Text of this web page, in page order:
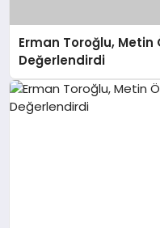
Erman Toroğlu, Metin
Değerlendirdi